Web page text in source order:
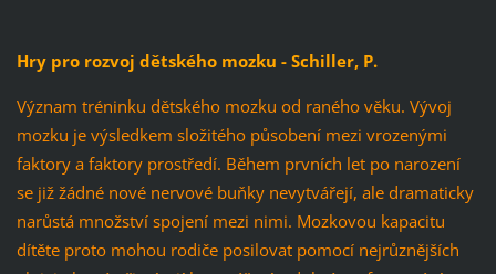
Hry pro rozvoj dětského mozku - Schiller, P.
Význam tréninku dětského mozku od raného věku. Vývoj
mozku je výsledkem složitého působení mezi vrozenými
faktory a faktory prostředí. Během prvních let po narození
se již žádné nové nervové buňky nevytvářejí, ale dramaticky
narůstá množství spojení mezi nimi. Mozkovou kapacitu
dítěte proto mohou rodiče posilovat pomocí nejrůznějších